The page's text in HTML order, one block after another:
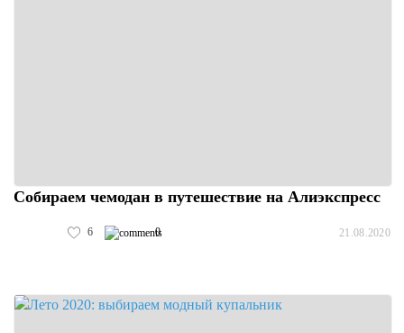
Собираем чемодан в путешествие на Алиэкспресс
6 0 21.08.2020